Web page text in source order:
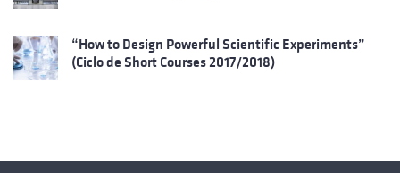
“How to Design Powerful Scientific Experiments”
(Ciclo de Short Courses 2017/2018)